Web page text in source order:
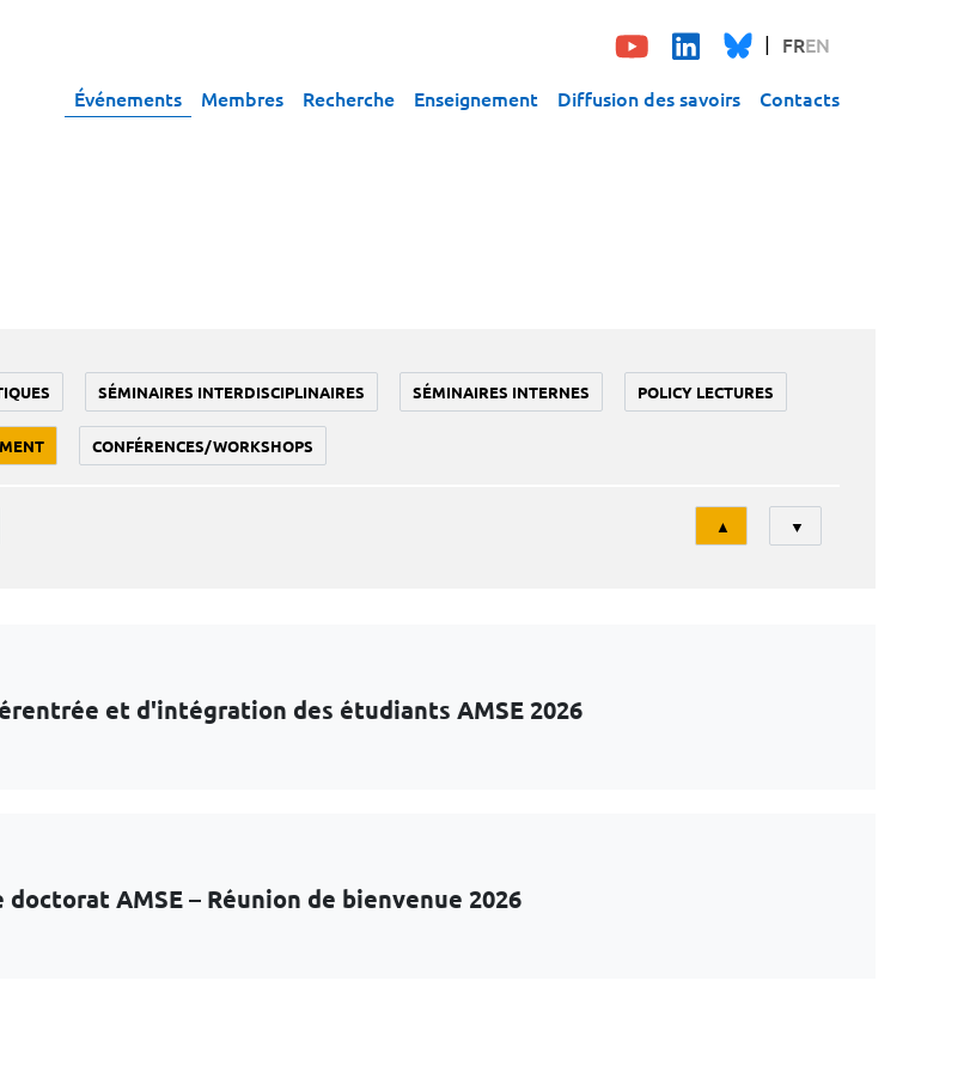
FREN
Événements Membres Recherche Enseignement Diffusion des savoirs Contacts
SÉMINAIRES INTERDISCIPLINAIRES SÉMINAIRES INTERNES POLICY LECTURES
CONFÉRENCES/WORKSHOPS
Tri
▲ ▼
et d'intégration des étudiants AMSE 2026
doctorat AMSE – Réunion de bienvenue 2026